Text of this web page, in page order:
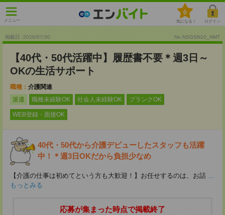
メニュー
0
気になる！ ログイン
掲載日 :2026/07/30 No.NSGSN10_NMT
【40代・50代活躍中】履歴書不要＊週3日～
OKの生活サポート
職種： 介護関連
派遣
職種未経験OK 社会人未経験OK ブランクOK
WEB登録・面接OK
40代・50代から介護デビューしたスタッフも活躍
中！＊週3日OKだから負担少なめ
【介護の仕事は初めてという方も大歓迎！】お任せするのは、お話 ...
もっとみる
応募が集まった時点で掲載終了